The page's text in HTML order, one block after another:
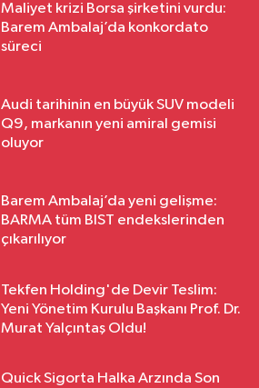
Maliyet krizi Borsa şirketini vurdu:
Barem Ambalaj’da konkordato
süreci
Audi tarihinin en büyük SUV modeli
Q9, markanın yeni amiral gemisi
oluyor
Barem Ambalaj’da yeni gelişme:
BARMA tüm BIST endekslerinden
çıkarılıyor
Tekfen Holding'de Devir Teslim:
Yeni Yönetim Kurulu Başkanı Prof. Dr.
Murat Yalçıntaş Oldu!
Quick Sigorta Halka Arzında Son